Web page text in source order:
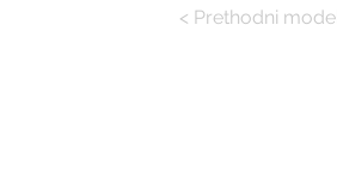
< Prethodni